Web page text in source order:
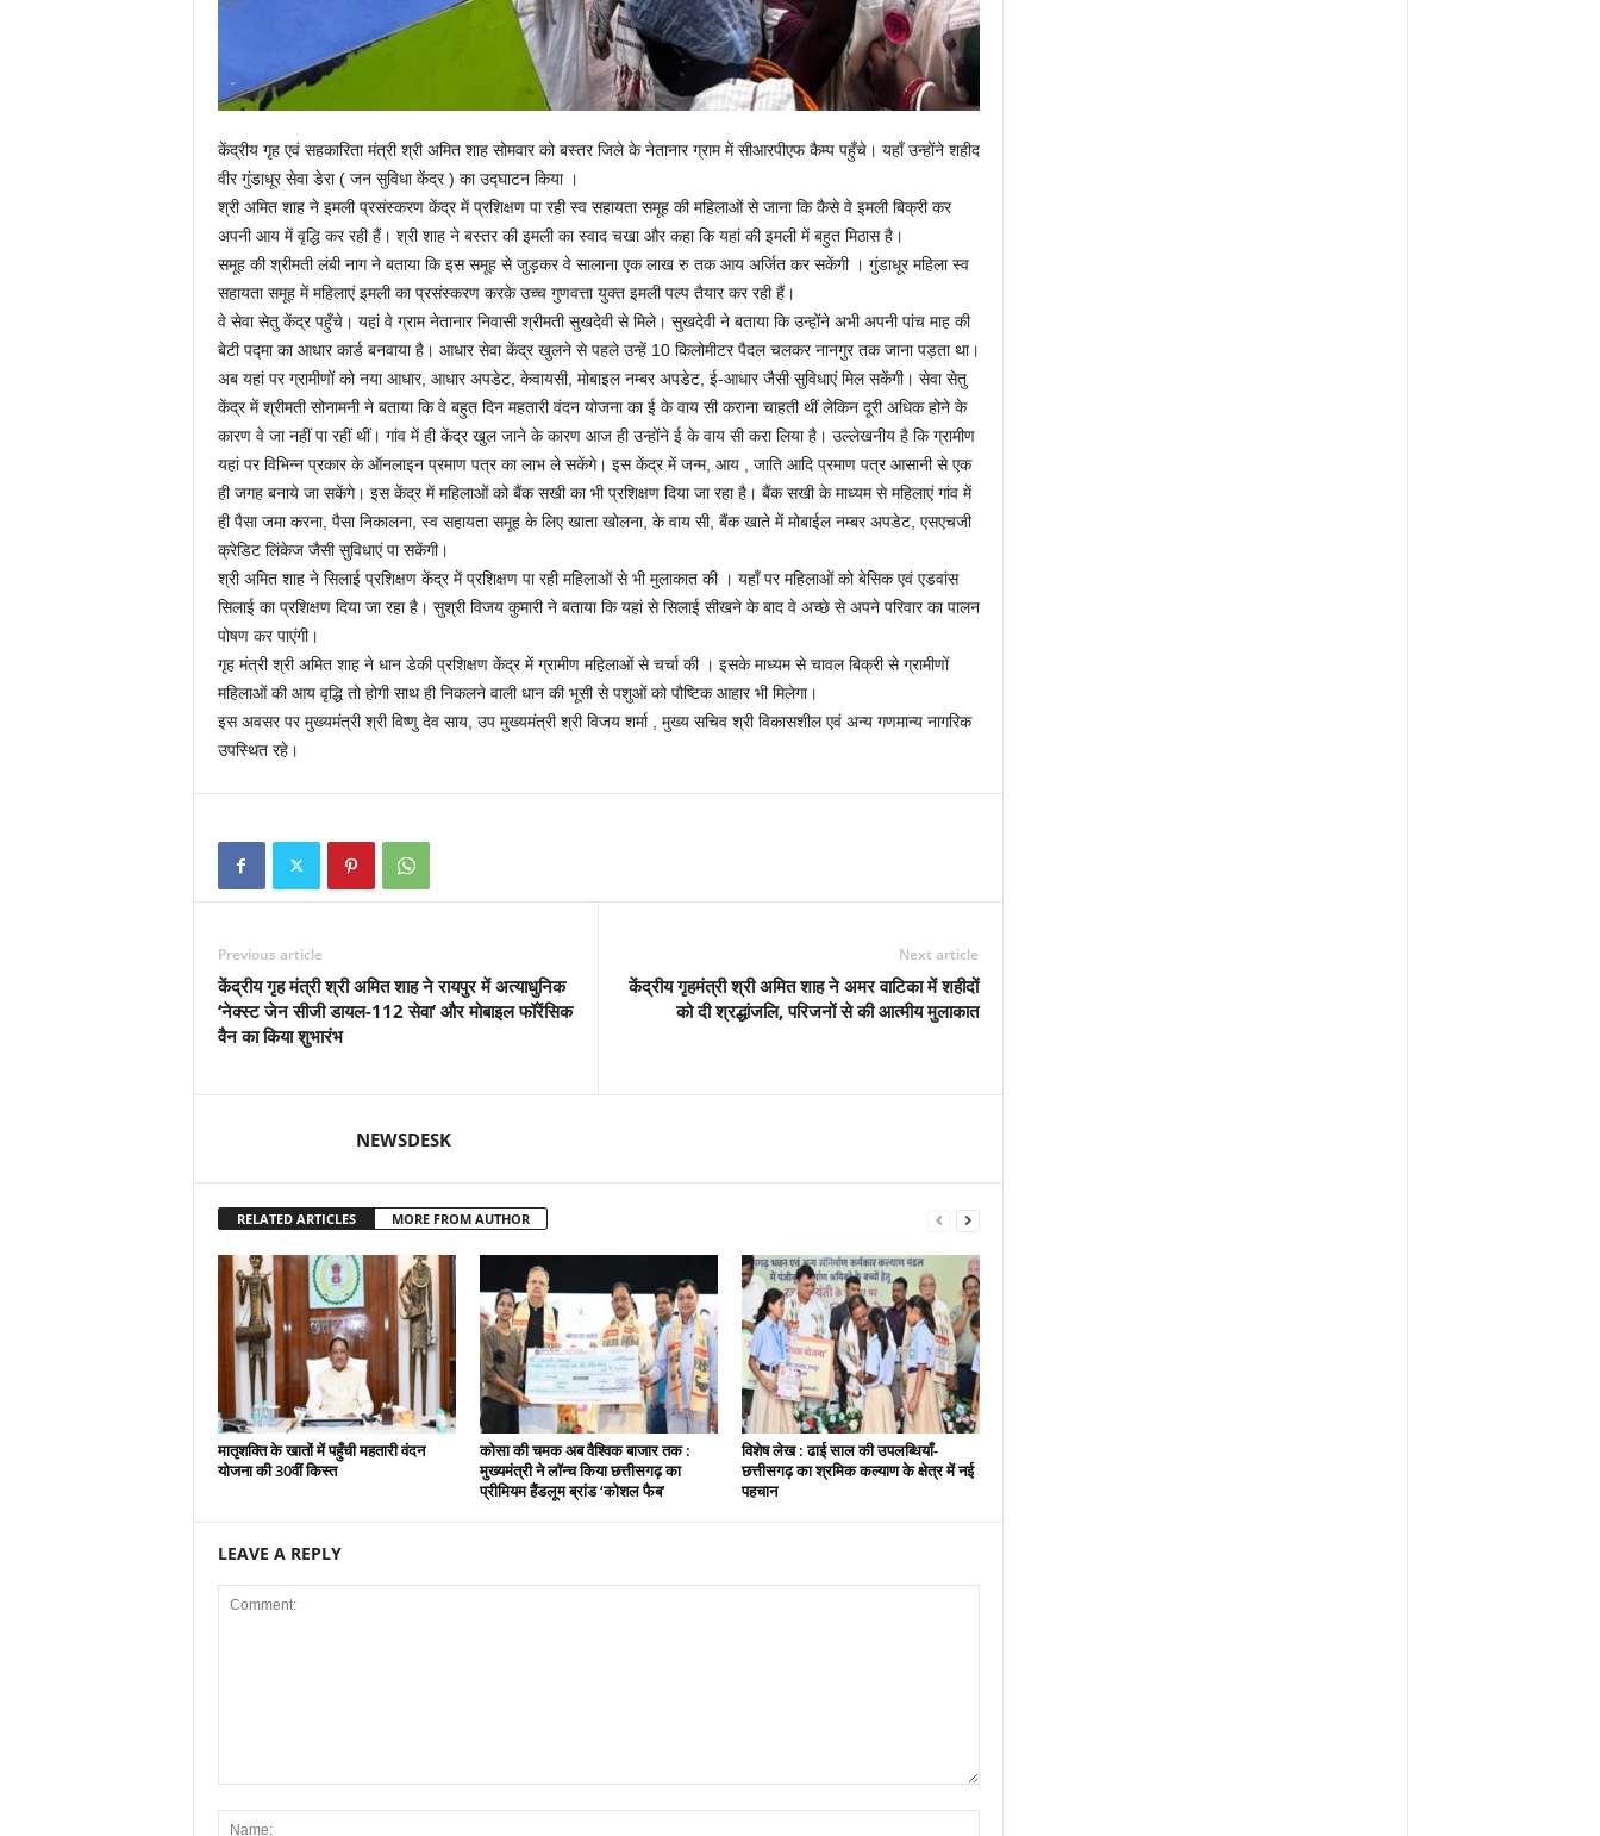
केंद्रीय गृह एवं सहकारिता मंत्री श्री अमित शाह सोमवार को बस्तर जिले के नेतानार ग्राम में सीआरपीएफ कैम्प पहुँचे। यहाँ उन्होंने शहीद
वीर गुंडाधूर सेवा डेरा ( जन सुविधा केंद्र ) का उद्घाटन किया ।
श्री अमित शाह ने इमली प्रसंस्करण केंद्र में प्रशिक्षण पा रही स्व सहायता समूह की महिलाओं से जाना कि कैसे वे इमली बिक्री कर
अपनी आय में वृद्धि कर रही हैं। श्री शाह ने बस्तर की इमली का स्वाद चखा और कहा कि यहां की इमली में बहुत मिठास है।
समूह की श्रीमती लंबी नाग ने बताया कि इस समूह से जुड़कर वे सालाना एक लाख रु तक आय अर्जित कर सकेंगी । गुंडाधूर महिला स्व
सहायता समूह में महिलाएं इमली का प्रसंस्करण करके उच्च गुणवत्ता युक्त इमली पल्प तैयार कर रही हैं।
वे सेवा सेतु केंद्र पहुँचे। यहां वे ग्राम नेतानार निवासी श्रीमती सुखदेवी से मिले। सुखदेवी ने बताया कि उन्होंने अभी अपनी पांच माह की
बेटी पद्मा का आधार कार्ड बनवाया है। आधार सेवा केंद्र खुलने से पहले उन्हें 10 किलोमीटर पैदल चलकर नानगुर तक जाना पड़ता था।
अब यहां पर ग्रामीणों को नया आधार, आधार अपडेट, केवायसी, मोबाइल नम्बर अपडेट, ई-आधार जैसी सुविधाएं मिल सकेंगी। सेवा सेतु
केंद्र में श्रीमती सोनामनी ने बताया कि वे बहुत दिन महतारी वंदन योजना का ई के वाय सी कराना चाहती थीं लेकिन दूरी अधिक होने के
कारण वे जा नहीं पा रहीं थीं। गांव में ही केंद्र खुल जाने के कारण आज ही उन्होंने ई के वाय सी करा लिया है। उल्लेखनीय है कि ग्रामीण
यहां पर विभिन्न प्रकार के ऑनलाइन प्रमाण पत्र का लाभ ले सकेंगे। इस केंद्र में जन्म, आय , जाति आदि प्रमाण पत्र आसानी से एक
ही जगह बनाये जा सकेंगे। इस केंद्र में महिलाओं को बैंक सखी का भी प्रशिक्षण दिया जा रहा है। बैंक सखी के माध्यम से महिलाएं गांव में
ही पैसा जमा करना, पैसा निकालना, स्व सहायता समूह के लिए खाता खोलना, के वाय सी, बैंक खाते में मोबाईल नम्बर अपडेट, एसएचजी
क्रेडिट लिंकेज जैसी सुविधाएं पा सकेंगी।
श्री अमित शाह ने सिलाई प्रशिक्षण केंद्र में प्रशिक्षण पा रही महिलाओं से भी मुलाकात की । यहाँ पर महिलाओं को बेसिक एवं एडवांस
सिलाई का प्रशिक्षण दिया जा रहा है। सुश्री विजय कुमारी ने बताया कि यहां से सिलाई सीखने के बाद वे अच्छे से अपने परिवार का पालन
पोषण कर पाएंगी।
गृह मंत्री श्री अमित शाह ने धान डेकी प्रशिक्षण केंद्र में ग्रामीण महिलाओं से चर्चा की । इसके माध्यम से चावल बिक्री से ग्रामीणों
महिलाओं की आय वृद्धि तो होगी साथ ही निकलने वाली धान की भूसी से पशुओं को पौष्टिक आहार भी मिलेगा।
इस अवसर पर मुख्यमंत्री श्री विष्णु देव साय, उप मुख्यमंत्री श्री विजय शर्मा , मुख्य सचिव श्री विकासशील एवं अन्य गणमान्य नागरिक
उपस्थित रहे।
Previous article
केंद्रीय गृह मंत्री श्री अमित शाह ने रायपुर में अत्याधुनिक
‘नेक्स्ट जेन सीजी डायल-112 सेवा’ और मोबाइल फॉरेंसिक
वैन का किया शुभारंभ
Next article
केंद्रीय गृहमंत्री श्री अमित शाह ने अमर वाटिका में शहीदों
को दी श्रद्धांजलि, परिजनों से की आत्मीय मुलाकात
NEWSDESK
RELATED ARTICLES MORE FROM AUTHOR
मातृशक्ति के खातों में पहुँची महतारी वंदन
योजना की 30वीं किस्त
कोसा की चमक अब वैश्विक बाजार तक :
मुख्यमंत्री ने लॉन्च किया छत्तीसगढ़ का
प्रीमियम हैंडलूम ब्रांड ‘कोशल फैब’
विशेष लेख : ढाई साल की उपलब्धियाँ-
छत्तीसगढ़ का श्रमिक कल्याण के क्षेत्र में नई
पहचान
LEAVE A REPLY